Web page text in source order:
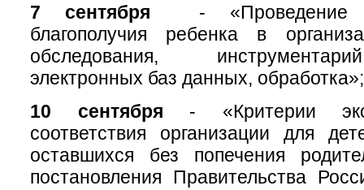
7 сентября - «Проведение
благополучия ребенка в
обследования,
электронных баз данных, обработка»;
10 сентября - «Критерии
соответствия организации для
оставшихся без попечения
постановления Правительства